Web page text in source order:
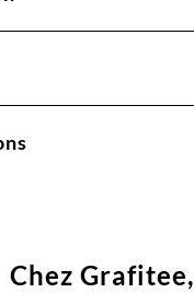
Chez Grafitee,